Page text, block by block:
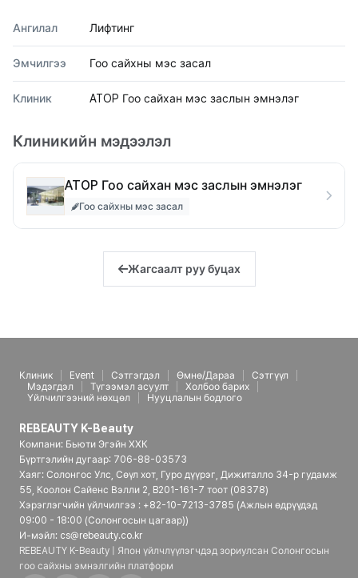
Ангилал Лифтинг
Эмчилгээ Гоо сайхны мэс засал
Клиник ATOP Гоо сайхан мэс заслын эмнэлэг
Клиникийн мэдээлэл
ATOP Гоо сайхан мэс заслын эмнэлэг
Гоо сайхны мэс засал
Жагсаалт руу буцах
Клиник Event Сэтгэгдэл Өмнө/Дараа
Сэтгүүл
Мэдэгдэл
Түгээмэл асуулт
Холбоо барих
Үйлчилгээний нөхцөл
Нууцлалын бодлого
REBEAUTY K-Beauty
Компани: Бьюти Эгэйн ХХК
Бүртгэлийн дугаар: 706-88-03573
Хаяг: Солонгос Улс, Сөүл хот, Гуро дүүрэг, Дижиталло 34-р гудамж
55, Коолон Сайенс Вэлли 2, B201-161-7 тоот (08378)
Хэрэглэгчийн үйлчилгээ : +82-10-7213-3785 (Ажлын өдрүүдэд
09:00 - 18:00 (Солонгосын цагаар))
И-мэйл: cs@rebeauty.co.kr
REBEAUTY K-Beauty | Япон үйлчлүүлэгчдэд зориулсан Солонгосын
гоо сайхны эмнэлгийн платформ